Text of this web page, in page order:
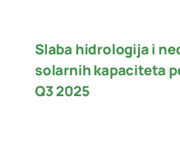
Slaba hidrologija i
solarnih kapaciteta
Q3 2025